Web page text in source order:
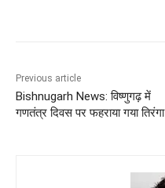
Previous article
Bishnugarh News: विष्णुगढ़ में
गणतंत्र दिवस पर फहराया गया तिरंगा